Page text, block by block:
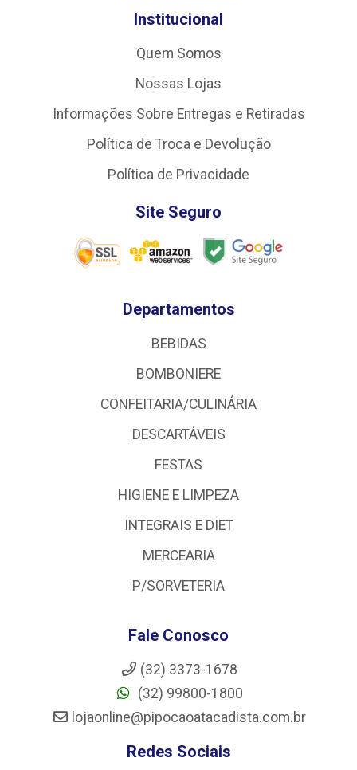
Institucional
Quem Somos
Nossas Lojas
Informações Sobre Entregas e Retiradas
Política de Troca e Devolução
Política de Privacidade
Site Seguro
Departamentos
BEBIDAS
BOMBONIERE
CONFEITARIA/CULINÁRIA
DESCARTÁVEIS
FESTAS
HIGIENE E LIMPEZA
INTEGRAIS E DIET
MERCEARIA
P/SORVETERIA
Fale Conosco
(32) 3373-1678
(32) 99800-1800
lojaonline@pipocaoatacadista.com.br
Redes Sociais